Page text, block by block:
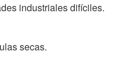
industriales difíciles.
secas.